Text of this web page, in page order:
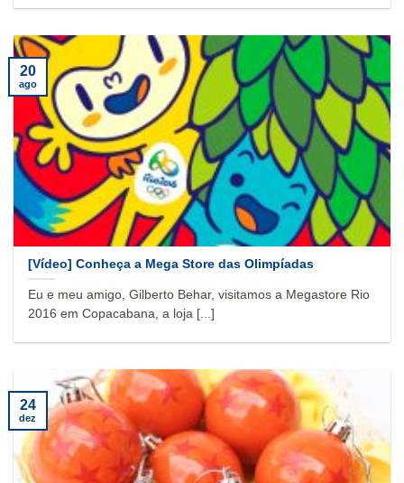
[Vídeo] Conheça a Mega Store das Olimpíadas
Eu e meu amigo, Gilberto Behar, visitamos a Megastore Rio
2016 em Copacabana, a loja [...]
20
ago
24
dez